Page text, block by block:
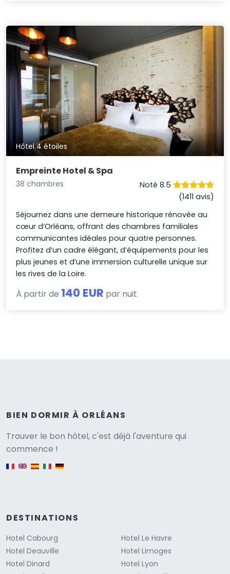
Hôtel 4 étoiles
Empreinte Hotel & Spa
38 chambres
Noté 8.5
(1411 avis)
Séjournez dans une demeure historique rénovée au
cœur d’Orléans, offrant des chambres familiales
communicantes idéales pour quatre personnes.
Profitez d’un cadre élégant, d’équipements pour les
plus jeunes et d’une immersion culturelle unique sur
les rives de la Loire.
À partir de 140 EUR par nuit
BIEN DORMIR À ORLÉANS
Trouver le bon hôtel, c'est déjà l'aventure qui
commence !
DESTINATIONS
Hotel Cabourg
Hotel Deauville
Hotel Dinard
Hotel Le Havre
Hotel Limoges
Hotel Lyon